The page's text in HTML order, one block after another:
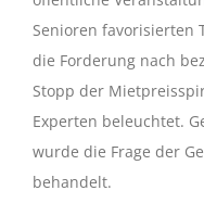
Senioren favorisierten
die Forderung nach
Stopp der
Experten beleuchtet.
wurde die Frage der
behandelt.